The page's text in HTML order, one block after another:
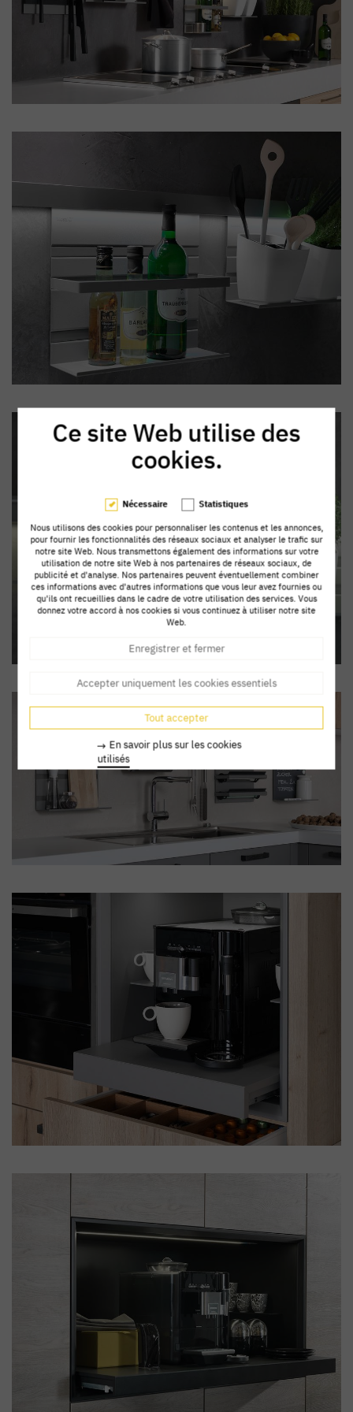
Ce site Web utilise des
cookies.
Nécessaire Statistiques
Nous utilisons des cookies pour personnaliser les contenus et les annonces,
pour fournir les fonctionnalités des réseaux sociaux et analyser le trafic sur
notre site Web. Nous transmettons également des informations sur votre
utilisation de notre site Web à nos partenaires de réseaux sociaux, de
publicité et d'analyse. Nos partenaires peuvent éventuellement combiner
ces informations avec d'autres informations que vous leur avez fournies ou
qu'ils ont recueillies dans le cadre de votre utilisation des services. Vous
donnez votre accord à nos cookies si vous continuez à utiliser notre site
Web.
Enregistrer et fermer
Accepter uniquement les cookies essentiels
Tout accepter
En savoir plus sur les cookies
utilisés